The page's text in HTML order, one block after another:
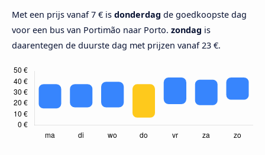
Met een prijs vanaf 7 € is donderdag de goedkoopste dag
voor een bus van Portimão naar Porto. zondag is
daarentegen de duurste dag met prijzen vanaf 23 €.